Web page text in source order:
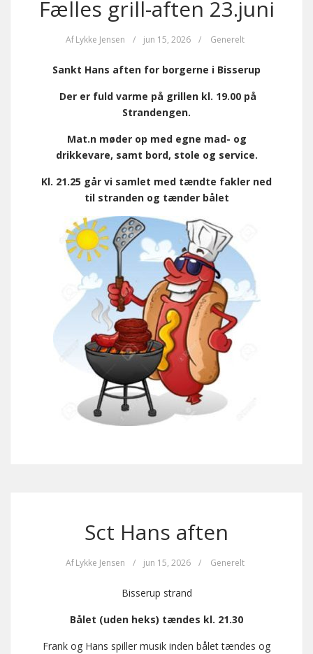
Fælles grill-aften 23.juni
Af Lykke Jensen / jun 15, 2026 / Generelt
Sankt Hans aften for borgerne i Bisserup
Der er fuld varme på grillen kl. 19.00 på
Strandengen.
Mat.n møder op med egne mad- og
drikkevare, samt bord, stole og service.
Kl. 21.25 går vi samlet med tændte fakler ned
til stranden og tænder bålet
Sct Hans aften
Af Lykke Jensen / jun 15, 2026 / Generelt
Bisserup strand
Bålet (uden heks) tændes kl. 21.30
Frank og Hans spiller musik inden bålet tændes og